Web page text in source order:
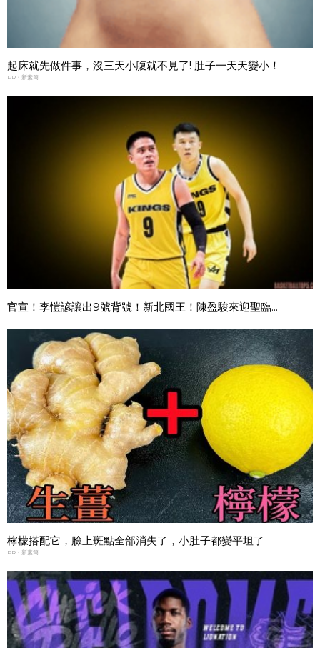
起床就先做件事，沒三天小腹就不見了! 肚子一天天變小！
PR・新素簡
官宣！李愷諺讓出9號背號！新北國王！陳盈駿來迎聖臨...
檸檬搭配它，臉上斑點全部消失了，小肚子都變平坦了
PR・新素簡